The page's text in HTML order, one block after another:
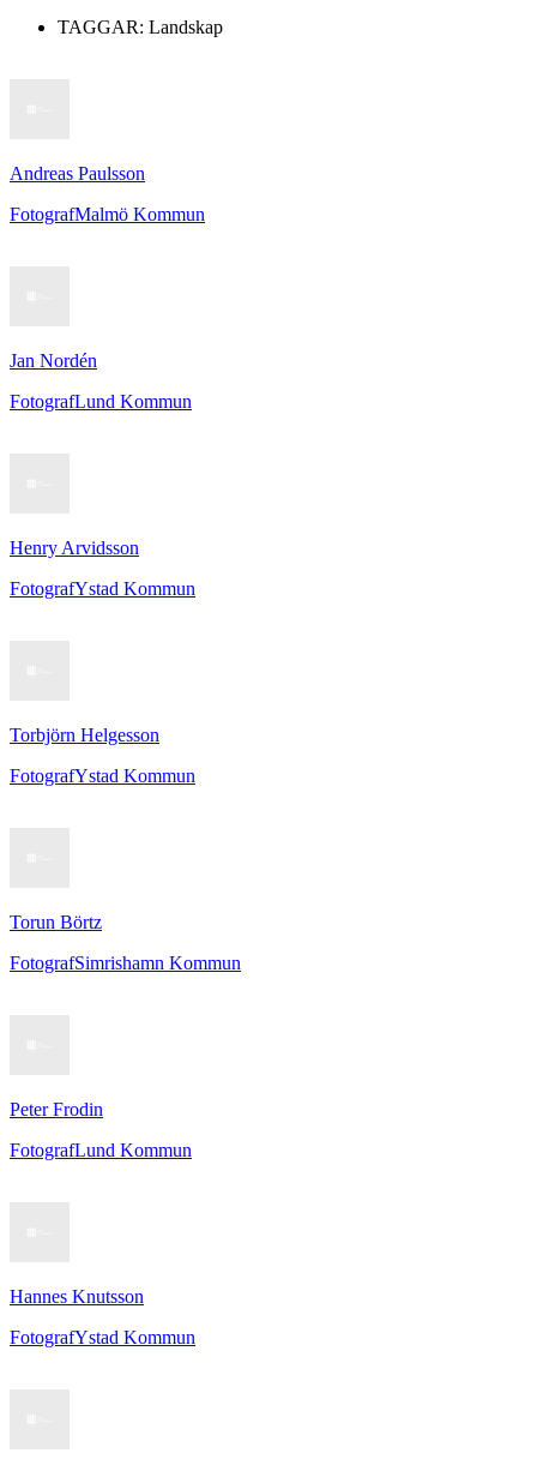
TAGGAR: Landskap
Andreas Paulsson
FotografMalmö Kommun
Jan Nordén
FotografLund Kommun
Henry Arvidsson
FotografYstad Kommun
Torbjörn Helgesson
FotografYstad Kommun
Torun Börtz
FotografSimrishamn Kommun
Peter Frodin
FotografLund Kommun
Hannes Knutsson
FotografYstad Kommun